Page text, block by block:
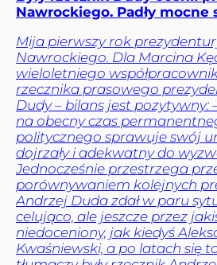
Nawrockiego. Padły mocne
Mija pierwszy rok
Nawrockiego. Dla Marcina
wieloletniego
rzecznika prasowego
Dudy – bilans jest pozytywny:
na obecny czas
politycznego sprawuje swój
dojrzały i adekwatny do
Jednocześnie przestrzega
porównywaniem kolejnych
Andrzej Duda zdał w paru
celująco, ale jeszcze przez
niedoceniony, jak kiedyś
Kwaśniewski, a po latach się